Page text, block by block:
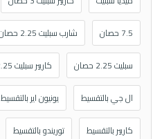
7.5 حصان شارب سبليت 2.25 حصان
سبليت 2.25 حصان كاريير سبليت 2.25 حصان
ال جي بالتقسيط يونيون اير بالتقسيط
كاريير بالتقسيط توريندو بالتقسيط